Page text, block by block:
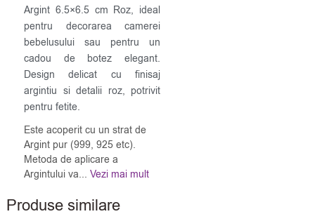
Argint 6.5×6.5 cm Roz, ideal
pentru decorarea camerei
bebelusului sau pentru un
cadou de botez elegant.
Design delicat cu finisaj
argintiu si detalii roz, potrivit
pentru fetite.
Este acoperit cu un strat de
Argint pur (999, 925 etc).
Metoda de aplicare a
Argintului va... Vezi mai mult
Produse similare